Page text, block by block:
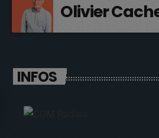
Olivier
INFOS